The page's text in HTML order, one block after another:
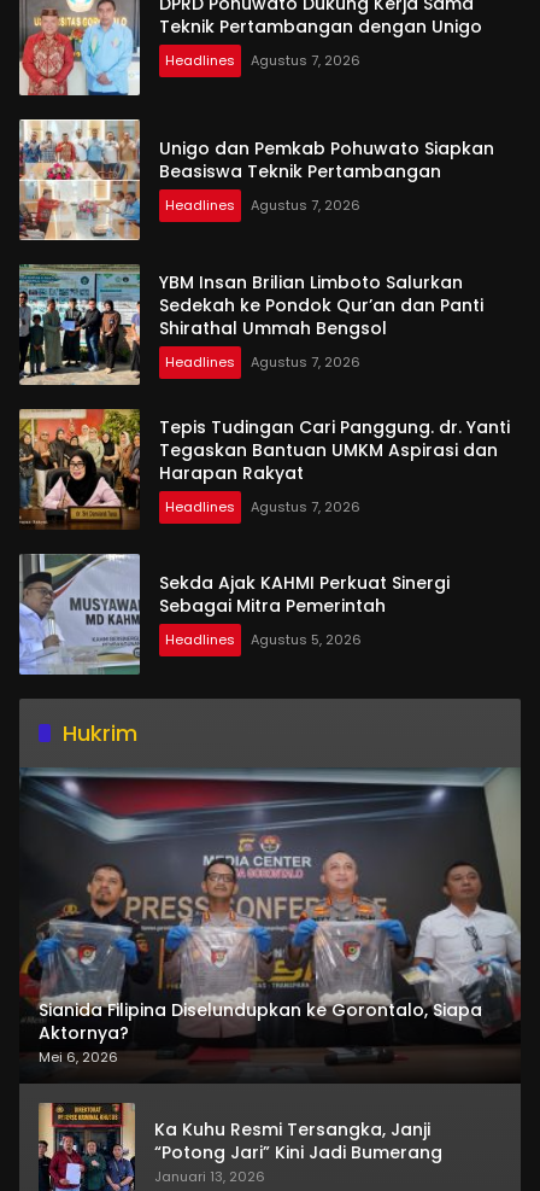
Teknik Pertambangan dengan Unigo
Headlines Agustus 7, 2026
Unigo dan Pemkab Pohuwato Siapkan
Beasiswa Teknik Pertambangan
Headlines Agustus 7, 2026
YBM Insan Brilian Limboto Salurkan
Sedekah ke Pondok Qur’an dan Panti
Shirathal Ummah Bengsol
Headlines Agustus 7, 2026
Tepis Tudingan Cari Panggung. dr. Yanti
Tegaskan Bantuan UMKM Aspirasi dan
Harapan Rakyat
Headlines Agustus 7, 2026
Sekda Ajak KAHMI Perkuat Sinergi
Sebagai Mitra Pemerintah
Headlines Agustus 5, 2026
Hukrim
Sianida Filipina Diselundupkan ke Gorontalo, Siapa
Aktornya?
Mei 6, 2026
Ka Kuhu Resmi Tersangka, Janji
“Potong Jari” Kini Jadi Bumerang
Januari 13, 2026